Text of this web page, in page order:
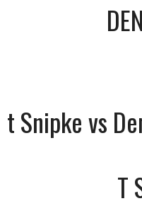
t Snipke vs
T